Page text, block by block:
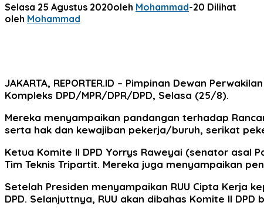
Selasa 25 Agustus 2020oleh Mohammad-20 Dilihat
oleh Mohammad
JAKARTA, REPORTER.ID – Pimpinan Dewan
Kompleks DPD/MPR/DPR/DPD, Selasa (25/8).
Mereka menyampaikan pandangan terhadap
serta hak dan kewajiban pekerja/buruh, serikat
Ketua Komite II DPD Yorrys Raweyai (senator
Tim Teknis Tripartit. Mereka juga menyampaikan
Setelah Presiden menyampaikan RUU Cipta Kerja
DPD. Selanjuttnya, RUU akan dibahas Komite II